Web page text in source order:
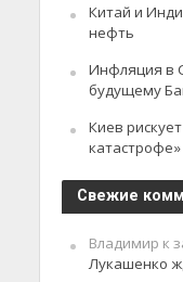
Китай и
нефть
Инфляция в
будущему
Киев
катастрофе»
Свежие
Владимир к
Лукашенко